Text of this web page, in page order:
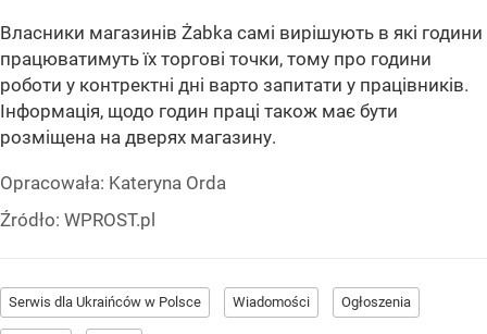
Власники магазинів Żabka самі вирішують в які години
працюватимуть їх торгові точки, тому про години
роботи у контректні дні варто запитати у працівників.
Інформація, щодо годин праці також має бути
розміщена на дверях магазину.
Opracowała: Kateryna Orda
Źródło: WPROST.pl
Serwis dla Ukraińców w Polsce Wiadomości Ogłoszenia